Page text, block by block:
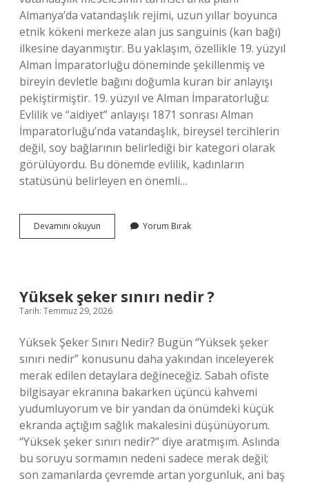
Almanya’da vatandaşlık rejimi, uzun yıllar boyunca
etnik kökeni merkeze alan jus sanguinis (kan bağı)
ilkesine dayanmıştır. Bu yaklaşım, özellikle 19. yüzyıl
Alman İmparatorluğu döneminde şekillenmiş ve
bireyin devletle bağını doğumla kuran bir anlayışı
pekiştirmiştir. 19. yüzyıl ve Alman İmparatorluğu:
Evlilik ve “aidiyet” anlayışı 1871 sonrası Alman
İmparatorluğu’nda vatandaşlık, bireysel tercihlerin
değil, soy bağlarının belirlediği bir kategori olarak
görülüyordu. Bu dönemde evlilik, kadınların
statüsünü belirleyen en önemli…
Devamını okuyun Almanya
evlilik
?
Yorum Bırak
Yüksek şeker sınırı nedir ?
Tarih: Temmuz 29, 2026
Yüksek Şeker Sınırı Nedir? Bugün “Yüksek şeker
sınırı nedir” konusunu daha yakından inceleyerek
merak edilen detaylara değineceğiz. Sabah ofiste
bilgisayar ekranına bakarken üçüncü kahvemi
yudumluyorum ve bir yandan da önümdeki küçük
ekranda açtığım sağlık makalesini düşünüyorum.
“Yüksek şeker sınırı nedir?” diye aratmışım. Aslında
bu soruyu sormamın nedeni sadece merak değil;
son zamanlarda çevremde artan yorgunluk, ani baş